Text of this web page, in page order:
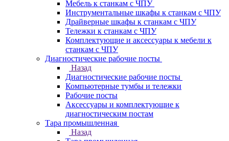
Мебель к станкам с ЧПУ
Инструментальные шкафы к станкам с ЧПУ
Драйверные шкафы к станкам с ЧПУ
Тележки к станкам с ЧПУ
Комплектующие и аксессуары к мебели к
станкам с ЧПУ
Диагностические рабочие посты
Назад
Диагностические рабочие посты
Компьютерные тумбы и тележки
Рабочие посты
Аксессуары и комплектующие к
диагностическим постам
Тара промышленная
Назад